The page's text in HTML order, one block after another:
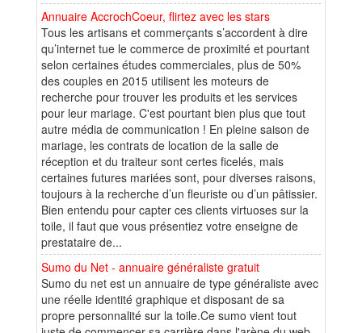
Annuaire AccrochCoeur, flirtez avec les stars
Tous les artisans et commerçants s’accordent à dire
qu’internet tue le commerce de proximité et pourtant
selon certaines études commerciales, plus de 50%
des couples en 2015 utilisent les moteurs de
recherche pour trouver les produits et les services
pour leur mariage. C'est pourtant bien plus que tout
autre média de communication ! En pleine saison de
mariage, les contrats de location de la salle de
réception et du traiteur sont certes ficelés, mais
certaines futures mariées sont, pour diverses raisons,
toujours à la recherche d’un fleuriste ou d’un pâtissier.
Bien entendu pour capter ces clients virtuoses sur la
toile, il faut que vous présentiez votre enseigne de
prestataire de...
Sumo du Net - annuaire généraliste gratuit
Sumo du net est un annuaire de type généraliste avec
une réelle identité graphique et disposant de sa
propre personnalité sur la toile.Ce sumo vient tout